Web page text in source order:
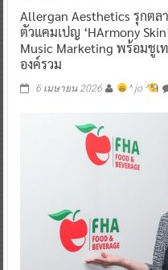
Allergan Aesthetics รุกตล
ตัวแคมเปญ ‘HArmony
Music Marketing พร้อมชูเ
องค์รวม
6 เมษายน 2026 ^ jo ^